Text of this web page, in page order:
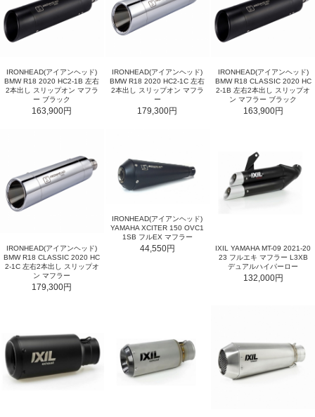
IRONHEAD(アイアンヘッド)
BMW R18 2020 HC2-1B 左右
2本出し スリップオン マフラ
ー ブラック
163,900円
IRONHEAD(アイアンヘッド)
BMW R18 2020 HC2-1C 左右
2本出し スリップオン マフラ
ー
179,300円
IRONHEAD(アイアンヘッド)
BMW R18 CLASSIC 2020 HC
2-1B 左右2本出し スリップオ
ン マフラー ブラック
163,900円
IRONHEAD(アイアンヘッド)
BMW R18 CLASSIC 2020 HC
2-1C 左右2本出し スリップオ
ン マフラー
179,300円
IRONHEAD(アイアンヘッド)
YAMAHA XCITER 150 OVC1
1SB フルEX マフラー
44,550円
IXIL YAMAHA MT-09 2021-20
23 フルエキ マフラー L3XB
デュアルハイパーロー
132,000円